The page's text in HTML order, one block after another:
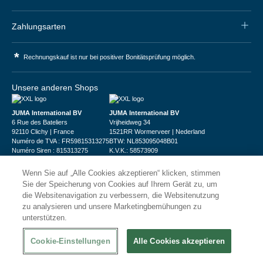
Zahlungsarten
* Rechnungskauf ist nur bei positiver Bonitätsprüfung möglich.
Unsere anderen Shops
JUMA International BV
6 Rue des Bateliers
92110 Clichy | France
Numéro de TVA : FR59815313275
Numéro Siren : 815313275
JUMA International BV
Vrijheidweg 34
1521RR Wormerveer | Nederland
BTW: NL853095048B01
K.V.K.: 58573909
© 2026XXLgastro
Datenschutz Impressum
Wenn Sie auf „Alle Cookies akzeptieren“ klicken, stimmen
Sie der Speicherung von Cookies auf Ihrem Gerät zu, um
die Websitenavigation zu verbessern, die Websitenutzung
zu analysieren und unsere Marketingbemühungen zu
unterstützen.
Cookie-Einstellungen Alle Cookies akzeptieren